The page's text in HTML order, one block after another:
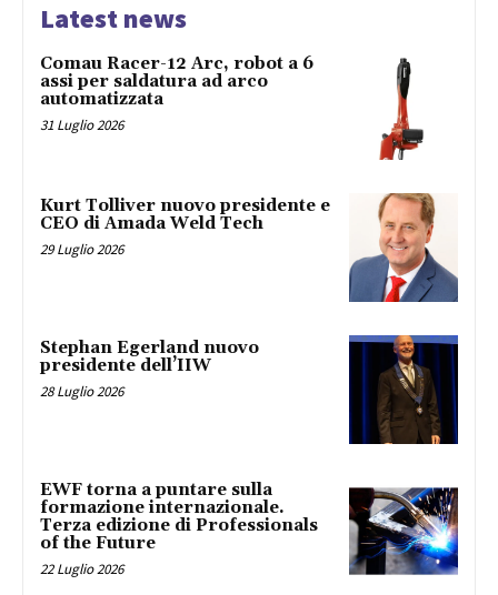
Latest news
Comau Racer-12 Arc, robot a 6
assi per saldatura ad arco
automatizzata
31 Luglio 2026
Kurt Tolliver nuovo presidente e
CEO di Amada Weld Tech
29 Luglio 2026
Stephan Egerland nuovo
presidente dell’IIW
28 Luglio 2026
EWF torna a puntare sulla
formazione internazionale.
Terza edizione di Professionals
of the Future
22 Luglio 2026